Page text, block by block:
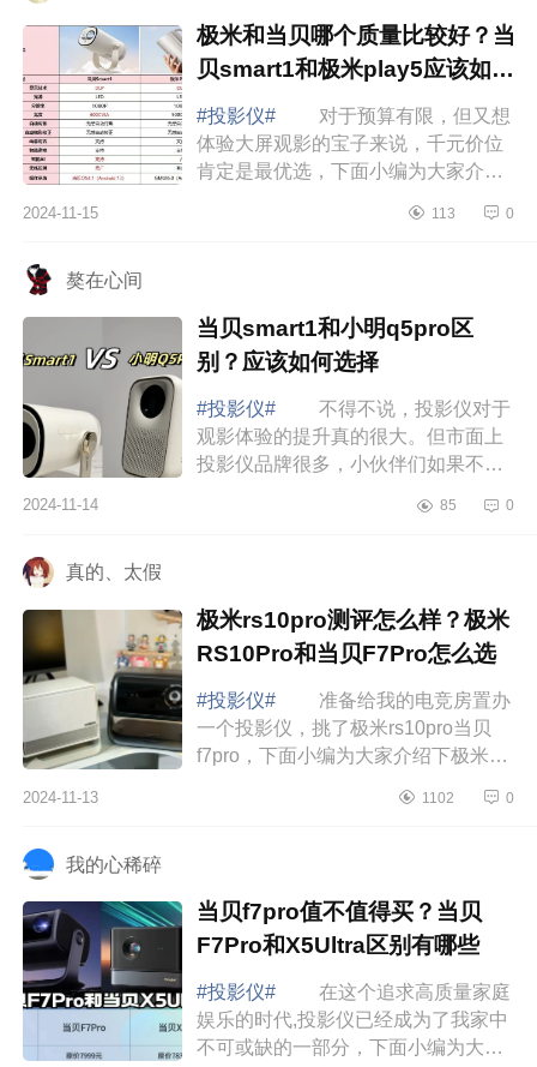
极米和当贝哪个质量比较好？当
贝smart1和极米play5应该如何
选
#投影仪#
对于预算有限，但又想
体验大屏观影的宝子来说，千元价位
肯定是最优选，下面小编为大家介绍
smart1和极米play5应该如何选 极
2024-11-15 113 0
獒在心间
当贝smart1和小明q5pro区
别？应该如何选择
#投影仪#
不得不说，投影仪对于
观影体验的提升真的很大。但市面上
投影仪品牌很多，小伙伴们如果不清
就来不及了。下面小编为大家介绍下
2024-11-14 85 0
真的、太假
极米rs10pro测评怎么样？极米
RS10Pro和当贝F7Pro怎么选
#投影仪#
准备给我的电竞房置办
一个投影仪，挑了极米rs10pro当贝
f7pro，下面小编为大家介绍下极米
当贝F7Pro怎么选 极米rs10pro测
2024-11-13 1102 0
我的心稀碎
当贝f7pro值不值得买？当贝
F7Pro和X5Ultra区别有哪些
#投影仪#
在这个追求高质量家庭
娱乐的时代,投影仪已经成为了我家中
不可或缺的一部分，下面小编为大家